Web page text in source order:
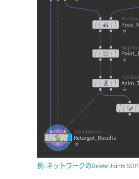
例: ネットワークのDelete Joints